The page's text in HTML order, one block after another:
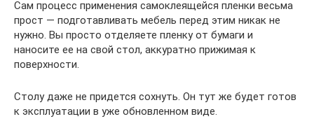
Сам процесс применения самоклеящейся пленки весьма
прост — подготавливать мебель перед этим никак не
нужно. Вы просто отделяете пленку от бумаги и
наносите ее на свой стол, аккуратно прижимая к
поверхности.
Столу даже не придется сохнуть. Он тут же будет готов
к эксплуатации в уже обновленном виде.